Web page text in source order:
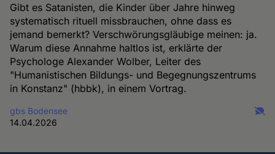
Gibt es Satanisten, die Kinder über Jahre hinweg
systematisch rituell missbrauchen, ohne dass es
jemand bemerkt? Verschwörungsgläubige meinen: ja.
Warum diese Annahme haltlos ist, erklärte der
Psychologe Alexander Wolber, Leiter des
"Humanistischen Bildungs- und Begegnungszentrums
in Konstanz" (hbbk), in einem Vortrag.
gbs Bodensee
14.04.2026